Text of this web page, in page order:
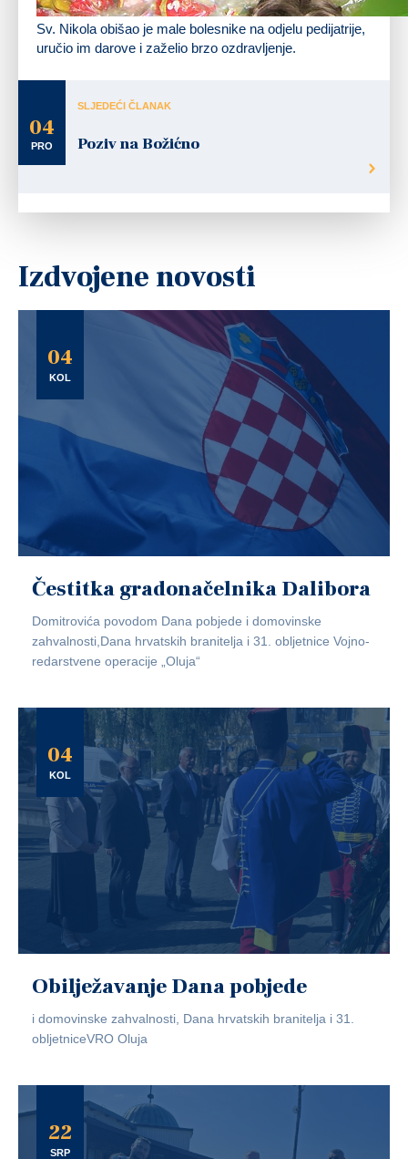
Sv. Nikola obišao je male bolesnike na odjelu pedijatrije,
uručio im darove i zaželio brzo ozdravljenje.
04
PRO
SLJEDEĆI ČLANAK
Poziv na Božićno
Izdvojene novosti
04
KOL
Čestitka gradonačelnika Dalibora
Domitrovića povodom Dana pobjede i domovinske
zahvalnosti,Dana hrvatskih branitelja i 31. obljetnice Vojno-
redarstvene operacije „Oluja“
04
KOL
Obilježavanje Dana pobjede
i domovinske zahvalnosti, Dana hrvatskih branitelja i 31.
obljetniceVRO Oluja
22
SRP